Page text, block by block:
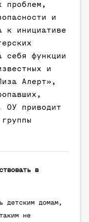
проблем,
и
к инициативе
себя функции
и
Алерт»,
ОУ приводит
в
детским домам,
не